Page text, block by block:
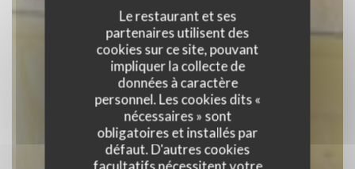
Le restaurant et ses
partenaires utilisent des
cookies sur ce site, pouvant
impliquer la collecte de
données à caractère
personnel. Les cookies dits «
nécessaires » sont
obligatoires et installés par
défaut. D'autres cookies